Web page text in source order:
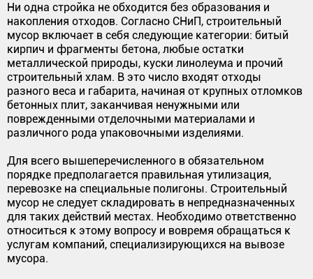
Ни одна стройка не обходится без образования и
накопления отходов. Согласно СНиП, строительный
мусор включает в себя следующие категории: битый
кирпич и фрагменты бетона, любые остатки
металлической природы, куски линолеума и прочий
строительный хлам. В это число входят отходы
разного веса и габарита, начиная от крупных отломков
бетонных плит, заканчивая ненужными или
поврежденными отделочными материалами и
различного рода упаковочными изделиями.
Для всего вышеперечисленного в обязательном
порядке предполагается правильная утилизация,
перевозке на специальные полигоны. Строительный
мусор не следует складировать в непредназначенных
для таких действий местах. Необходимо ответственно
относиться к этому вопросу и вовремя обращаться к
услугам компаний, специализирующихся на вывозе
мусора.